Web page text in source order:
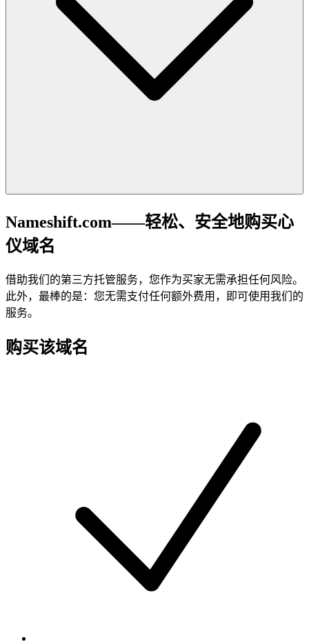
Nameshift.com——轻松、安全地购买心
仪域名
借助我们的第三方托管服务，您作为买家无需承担任何风险。
此外，最棒的是：您无需支付任何额外费用，即可使用我们的
服务。
购买该域名